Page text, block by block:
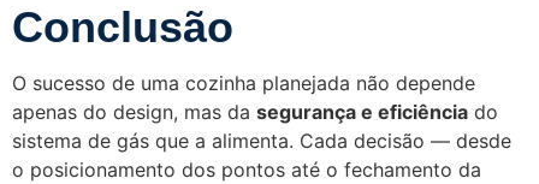
Conclusão
O sucesso de uma cozinha planejada não depende
apenas do design, mas da segurança e eficiência do
sistema de gás que a alimenta. Cada decisão — desde
o posicionamento dos pontos até o fechamento da